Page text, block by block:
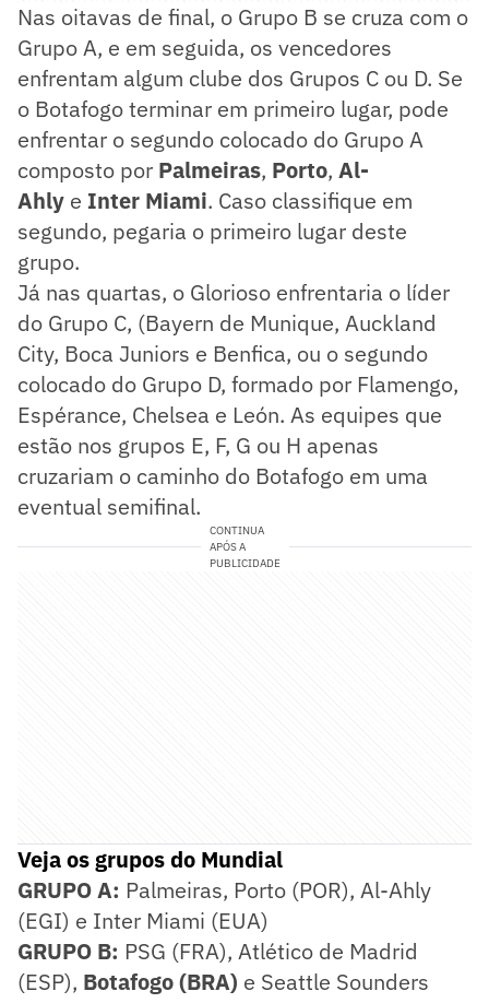
Nas oitavas de final, o Grupo B se cruza com o
Grupo A, e em seguida, os vencedores
enfrentam algum clube dos Grupos C ou D. Se
o Botafogo terminar em primeiro lugar, pode
enfrentar o segundo colocado do Grupo A
composto por Palmeiras, Porto, Al-
Ahly e Inter Miami. Caso classifique em
segundo, pegaria o primeiro lugar deste
grupo.
Já nas quartas, o Glorioso enfrentaria o líder
do Grupo C, (Bayern de Munique, Auckland
City, Boca Juniors e Benfica, ou o segundo
colocado do Grupo D, formado por Flamengo,
Espérance, Chelsea e León. As equipes que
estão nos grupos E, F, G ou H apenas
cruzariam o caminho do Botafogo em uma
eventual semifinal.
CONTINUA
APÓS A
PUBLICIDADE
Veja os grupos do Mundial
GRUPO A: Palmeiras, Porto (POR), Al-Ahly
(EGI) e Inter Miami (EUA)
GRUPO B: PSG (FRA), Atlético de Madrid
(ESP), Botafogo (BRA) e Seattle Sounders